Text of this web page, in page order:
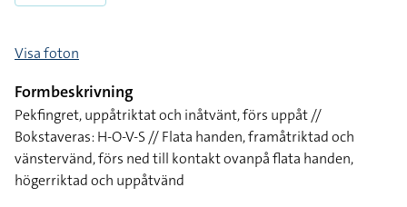
Visa foton
Formbeskrivning
Pekfingret, uppåtriktat och inåtvänt, förs uppåt //
Bokstaveras: H-O-V-S // Flata handen, framåtriktad och
vänstervänd, förs ned till kontakt ovanpå flata handen,
högerriktad och uppåtvänd